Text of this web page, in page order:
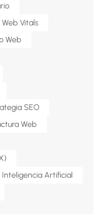
Web Vitals
Web
SEO
Web
Inteligencia Artificial